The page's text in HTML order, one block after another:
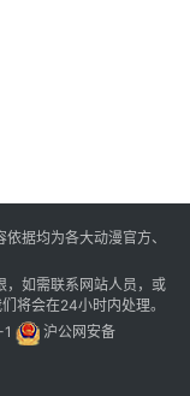
据均为各大动漫官方、
，如需联系网站人员，或
将会在24小时内处理。
沪公网安备